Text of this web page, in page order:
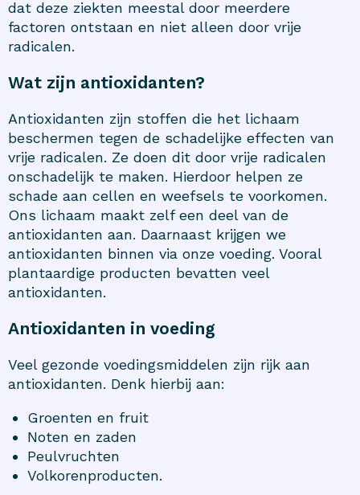
dat deze ziekten meestal door meerdere
factoren ontstaan en niet alleen door vrije
radicalen.
Wat zijn antioxidanten?
Antioxidanten zijn stoffen die het lichaam
beschermen tegen de schadelijke effecten van
vrije radicalen. Ze doen dit door vrije radicalen
onschadelijk te maken. Hierdoor helpen ze
schade aan cellen en weefsels te voorkomen.
Ons lichaam maakt zelf een deel van de
antioxidanten aan. Daarnaast krijgen we
antioxidanten binnen via onze voeding. Vooral
plantaardige producten bevatten veel
antioxidanten.
Antioxidanten in voeding
Veel gezonde voedingsmiddelen zijn rijk aan
antioxidanten. Denk hierbij aan:
Groenten en fruit
Noten en zaden
Peulvruchten
Volkorenproducten.